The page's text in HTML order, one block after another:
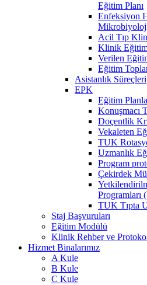
Eğitim Planı
Enfeksiyon
Mikrobiyoloji
Acil Tıp
Klinik
Verilen
Eğitim
Asistanlık Süreçleri
EPK
Eğitim
Konuşmacı
Doçentlik
Vekaleten
TUK
Uzmanlık
Program
Çekirdek
Programları
TUK Tıpta
Staj Başvuruları
Eğitim Modülü
Klinik Rehber ve
Hizmet Binalarımız
A Kule
B Kule
C Kule